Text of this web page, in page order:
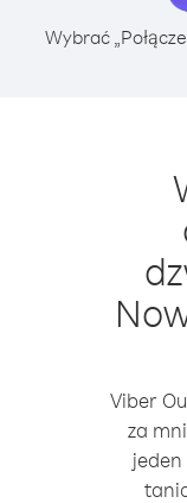
Wybrać
Viber
za
jeden